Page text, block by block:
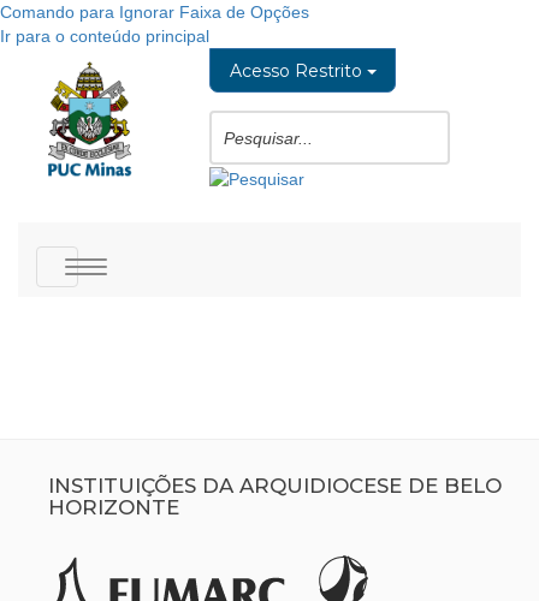
Comando para Ignorar Faixa de Opções
Ir para o conteúdo principal
Acesso Restrito
Toggle
navigation
INSTITUIÇÕES DA ARQUIDIOCESE DE BELO
HORIZONTE